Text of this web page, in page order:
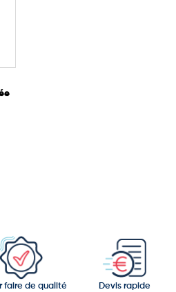
faire de qualité Devis rapide